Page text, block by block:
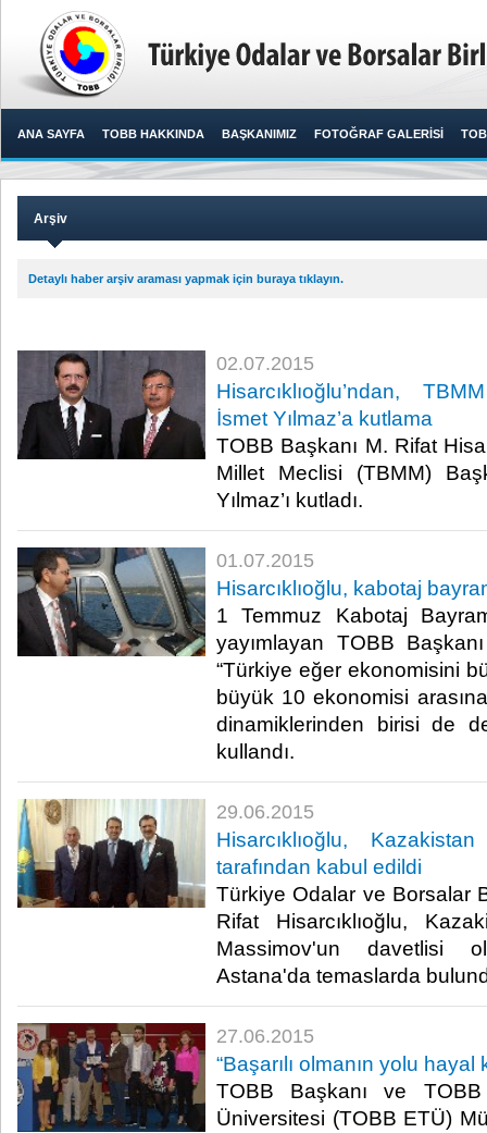
ANA SAYFA TOBB HAKKINDA BAŞKANIMIZ FOTOĞRAF GALERİSİ
Arşiv
Detaylı haber arşiv araması yapmak için buraya tıklayın.
02.07.2015
Hisarcıklıoğlu’ndan,
İsmet Yılmaz’a kutlama
TOBB Başkanı M. Rifat
Millet Meclisi (TBMM)
Yılmaz’ı kutladı.​
01.07.2015
Hisarcıklıoğlu, kabotaj
1 Temmuz Kabotaj
yayımlayan TOBB
“Türkiye eğer ekonomisini
büyük 10 ekonomisi
dinamiklerinden birisi de
kullandı.​
29.06.2015
Hisarcıklıoğlu,
tarafından kabul edildi
Türkiye Odalar ve Borsalar
Rifat Hisarcıklıoğlu,
Massimov'un davetlisi
Astana'da temaslarda
27.06.2015
“Başarılı olmanın yolu
TOBB Başkanı ve
Üniversitesi (TOBB ETÜ)